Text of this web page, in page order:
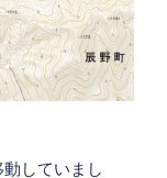
していまし